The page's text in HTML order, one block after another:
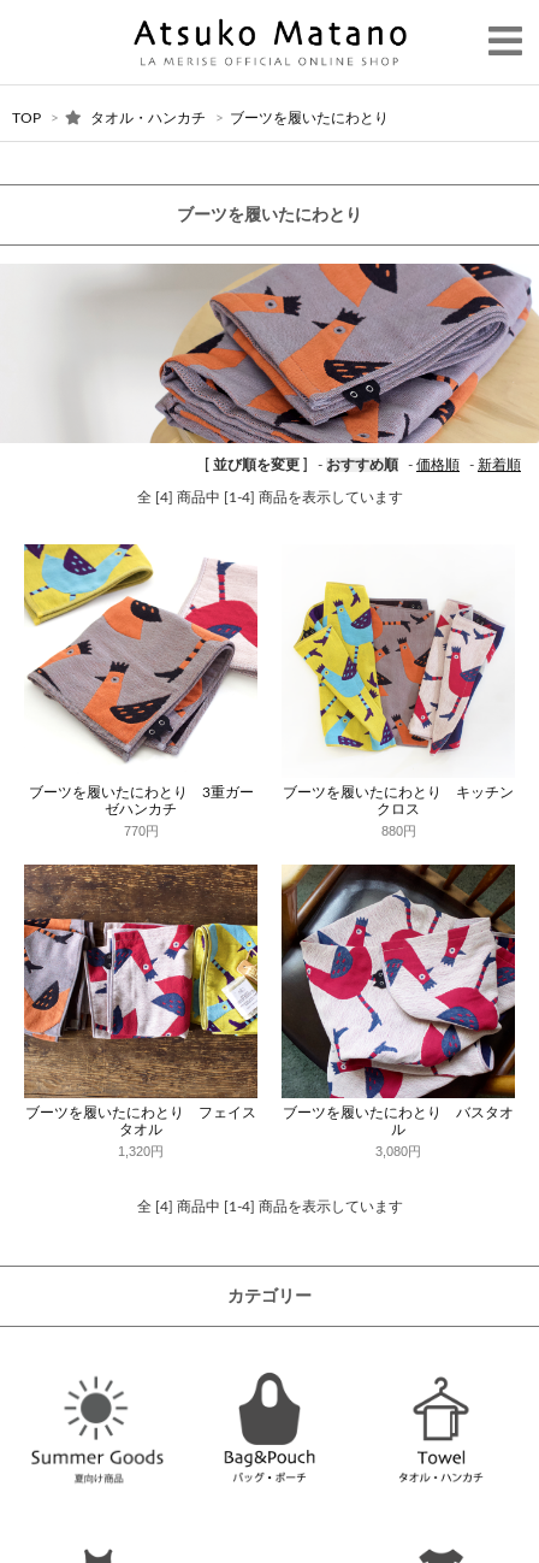
TOP > タオル・ハンカチ > ブーツを履いたにわとり
ブーツを履いたにわとり
[ 並び順を変更 ] - おすすめ順 - 価格順 - 新着順
全 [4] 商品中 [1-4] 商品を表示しています
ブーツを履いたにわとり 3重ガー
ゼハンカチ
770円
ブーツを履いたにわとり キッチン
クロス
880円
ブーツを履いたにわとり フェイス
タオル
1,320円
ブーツを履いたにわとり バスタオ
ル
3,080円
全 [4] 商品中 [1-4] 商品を表示しています
カテゴリー